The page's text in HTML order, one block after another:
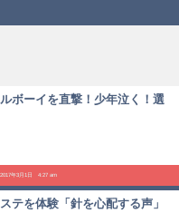
ボーイを直撃！少年泣く！選
2017年3月1日 4:27 am
テを体験「針を心配する声」